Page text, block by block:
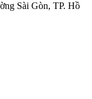
Sài Gòn, TP. Hồ